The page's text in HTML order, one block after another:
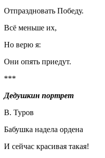
Отпраздновать Победу.
Всё меньше их,
Но верю я:
Они опять приедут.
***
Дедушкин портрет
В. Туров
Бабушка надела ордена
И сейчас красивая такая!